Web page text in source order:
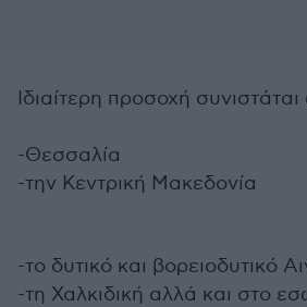
Ιδιαίτερη προσοχή συνιστάται
-Θεσσαλία
-την Κεντρική Μακεδονία
-το δυτικό και βορειοδυτικό
-τη Χαλκιδική αλλά και στο